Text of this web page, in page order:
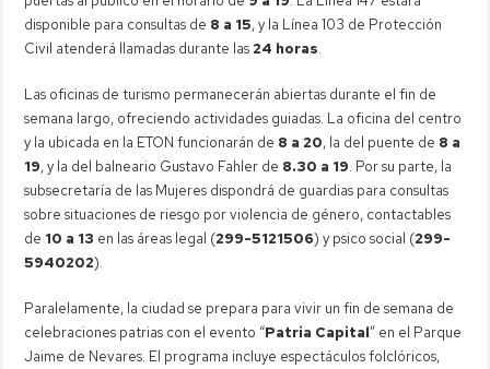
disponible para consultas de 8 a 15, y la Línea 103 de Protección
Civil atenderá llamadas durante las 24 horas.
Las oficinas de turismo permanecerán abiertas durante el fin de
semana largo, ofreciendo actividades guiadas. La oficina del centro
y la ubicada en la ETON funcionarán de 8 a 20, la del puente de 8 a
19, y la del balneario Gustavo Fahler de 8.30 a 19. Por su parte, la
subsecretaría de las Mujeres dispondrá de guardias para consultas
sobre situaciones de riesgo por violencia de género, contactables
de 10 a 13 en las áreas legal (299-5121506) y psico social (299-
5940202).
Paralelamente, la ciudad se prepara para vivir un fin de semana de
celebraciones patrias con el evento “Patria Capital” en el Parque
Jaime de Nevares. El programa incluye espectáculos folclóricos,